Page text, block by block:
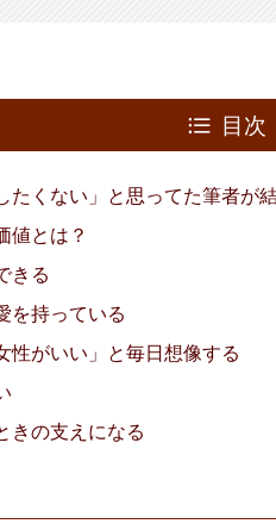
目次
たくない」と思ってた筆者が
値とは？
きる
を持っている
性がいい」と毎日想像する
きの支えになる